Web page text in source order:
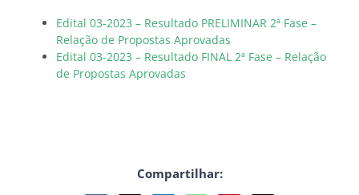
Edital 03-2023 – Resultado PRELIMINAR 2ª Fase –
Relação de Propostas Aprovadas
Edital 03-2023 – Resultado FINAL 2ª Fase – Relação
de Propostas Aprovadas
Compartilhar: